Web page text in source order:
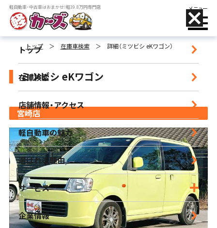
軽自動車・中古車はおまかせ！軽39.8万円専門店 メニュー
トップ
在庫検索
店舗情報・アクセス
軽自動車の魅力
選ばれる理由
サービス
企業情報
店舗名をタップすることで、
小郡店
営業時間｜9:30-18:30 定休日｜毎週水曜日
朝倉店
営業時間｜10:00-17:00 定休日｜毎週水曜日
宮崎店
トップ＞ 在庫車検索＞ 詳細（ミツビシ eKワゴン）
ミツビシ eKワゴン
宮崎店